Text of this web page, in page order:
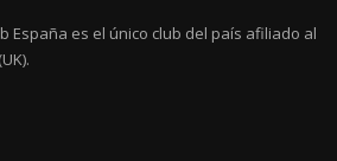
España es el único club del país afiliado al